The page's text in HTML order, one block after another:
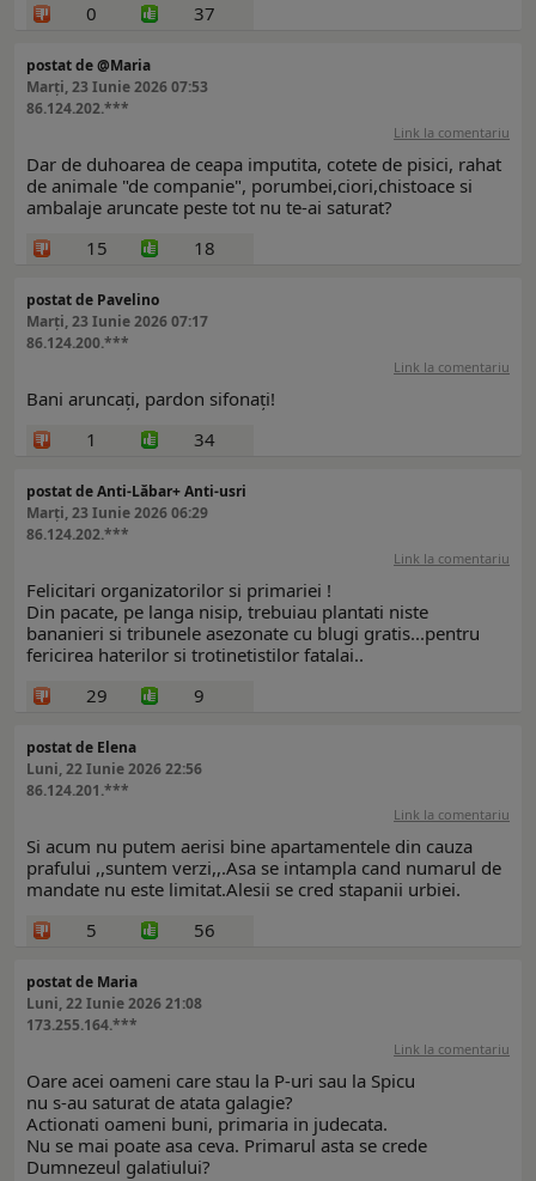
0
37
postat de @Maria
Marți, 23 Iunie 2026 07:53
86.124.202.***
Link la comentariu
Dar de duhoarea de ceapa imputita, cotete de pisici, rahat
de animale "de companie", porumbei,ciori,chistoace si
ambalaje aruncate peste tot nu te-ai saturat?
15
18
postat de Pavelino
Marți, 23 Iunie 2026 07:17
86.124.200.***
Link la comentariu
Bani aruncați, pardon sifonați!
1
34
postat de Anti-Lăbar+ Anti-usri
Marți, 23 Iunie 2026 06:29
86.124.202.***
Link la comentariu
Felicitari organizatorilor si primariei !
Din pacate, pe langa nisip, trebuiau plantati niste
bananieri si tribunele asezonate cu blugi gratis...pentru
fericirea haterilor si trotinetistilor fatalai..
29
9
postat de Elena
Luni, 22 Iunie 2026 22:56
86.124.201.***
Link la comentariu
Si acum nu putem aerisi bine apartamentele din cauza
prafului ,,suntem verzi,,.Asa se intampla cand numarul de
mandate nu este limitat.Alesii se cred stapanii urbiei.
5
56
postat de Maria
Luni, 22 Iunie 2026 21:08
173.255.164.***
Link la comentariu
Oare acei oameni care stau la P-uri sau la Spicu
nu s-au saturat de atata galagie?
Actionati oameni buni, primaria in judecata.
Nu se mai poate asa ceva. Primarul asta se crede
Dumnezeul galatiului?